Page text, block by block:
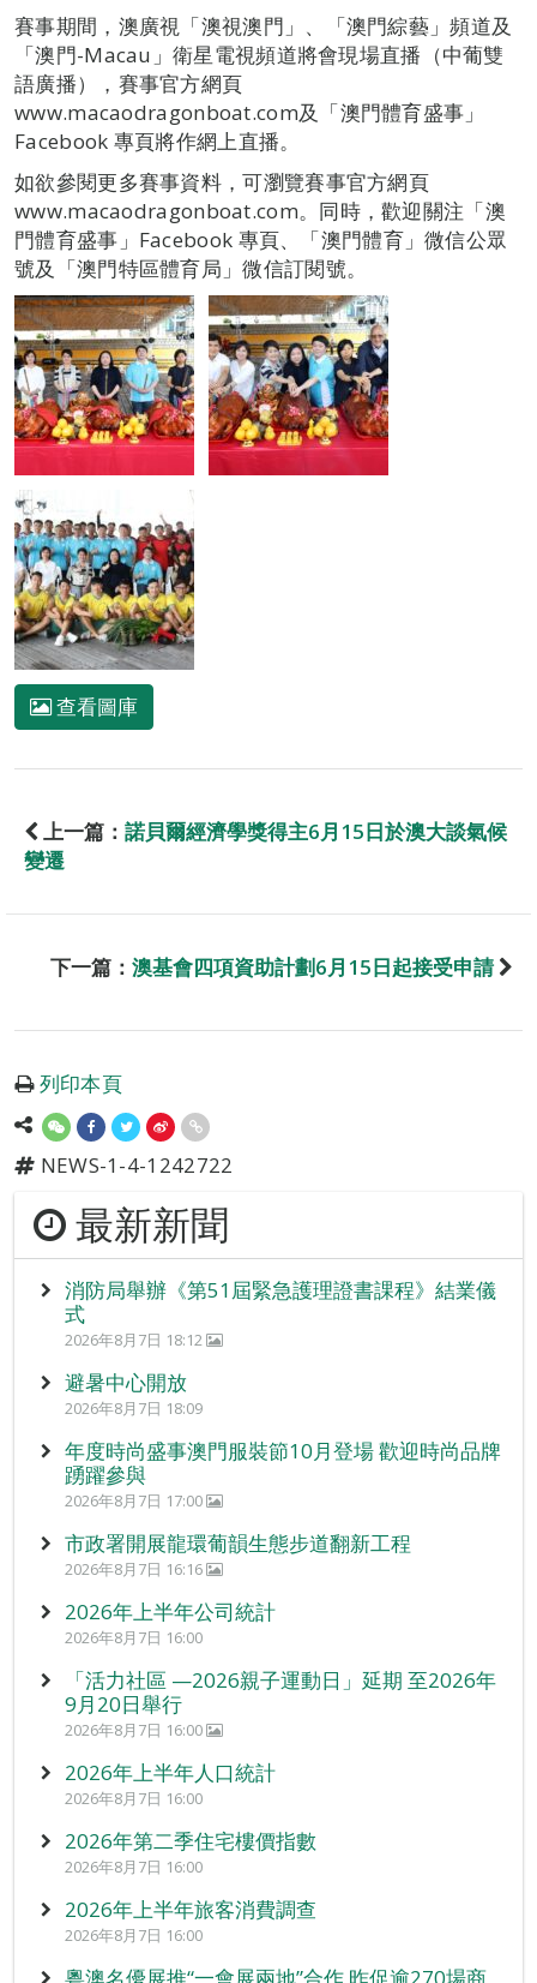
賽事期間，澳廣視「澳視澳門」、「澳門綜藝」頻道及
「澳門-Macau」衛星電視頻道將會現場直播（中葡雙
語廣播），賽事官方網頁
www.macaodragonboat.com及「澳門體育盛事」
Facebook 專頁將作網上直播。
如欲參閱更多賽事資料，可瀏覽賽事官方網頁
www.macaodragonboat.com。同時，歡迎關注「澳
門體育盛事」Facebook 專頁、「澳門體育」微信公眾
號及「澳門特區體育局」微信訂閱號。
查看圖庫
上一篇： 諾貝爾經濟學獎得主6月15日於澳大談氣候
變遷
下一篇： 澳基會四項資助計劃6月15日起接受申請
列印本頁
NEWS-1-4-1242722
最新新聞
消防局舉辦《第51屆緊急護理證書課程》結業儀
式
2026年8月7日 18:12
避暑中心開放
2026年8月7日 18:09
年度時尚盛事澳門服裝節10月登場 歡迎時尚品牌
踴躍參與
2026年8月7日 17:00
市政署開展龍環葡韻生態步道翻新工程
2026年8月7日 16:16
2026年上半年公司統計
2026年8月7日 16:00
「活力社區 —2026親子運動日」延期 至2026年
9月20日舉行
2026年8月7日 16:00
2026年上半年人口統計
2026年8月7日 16:00
2026年第二季住宅樓價指數
2026年8月7日 16:00
2026年上半年旅客消費調查
2026年8月7日 16:00
粵澳名優展推“一會展兩地”合作 昨促逾270場商